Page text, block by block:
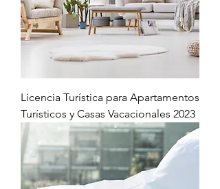
Licencia Turística para Apartamentos
Turísticos y Casas Vacacionales 2023